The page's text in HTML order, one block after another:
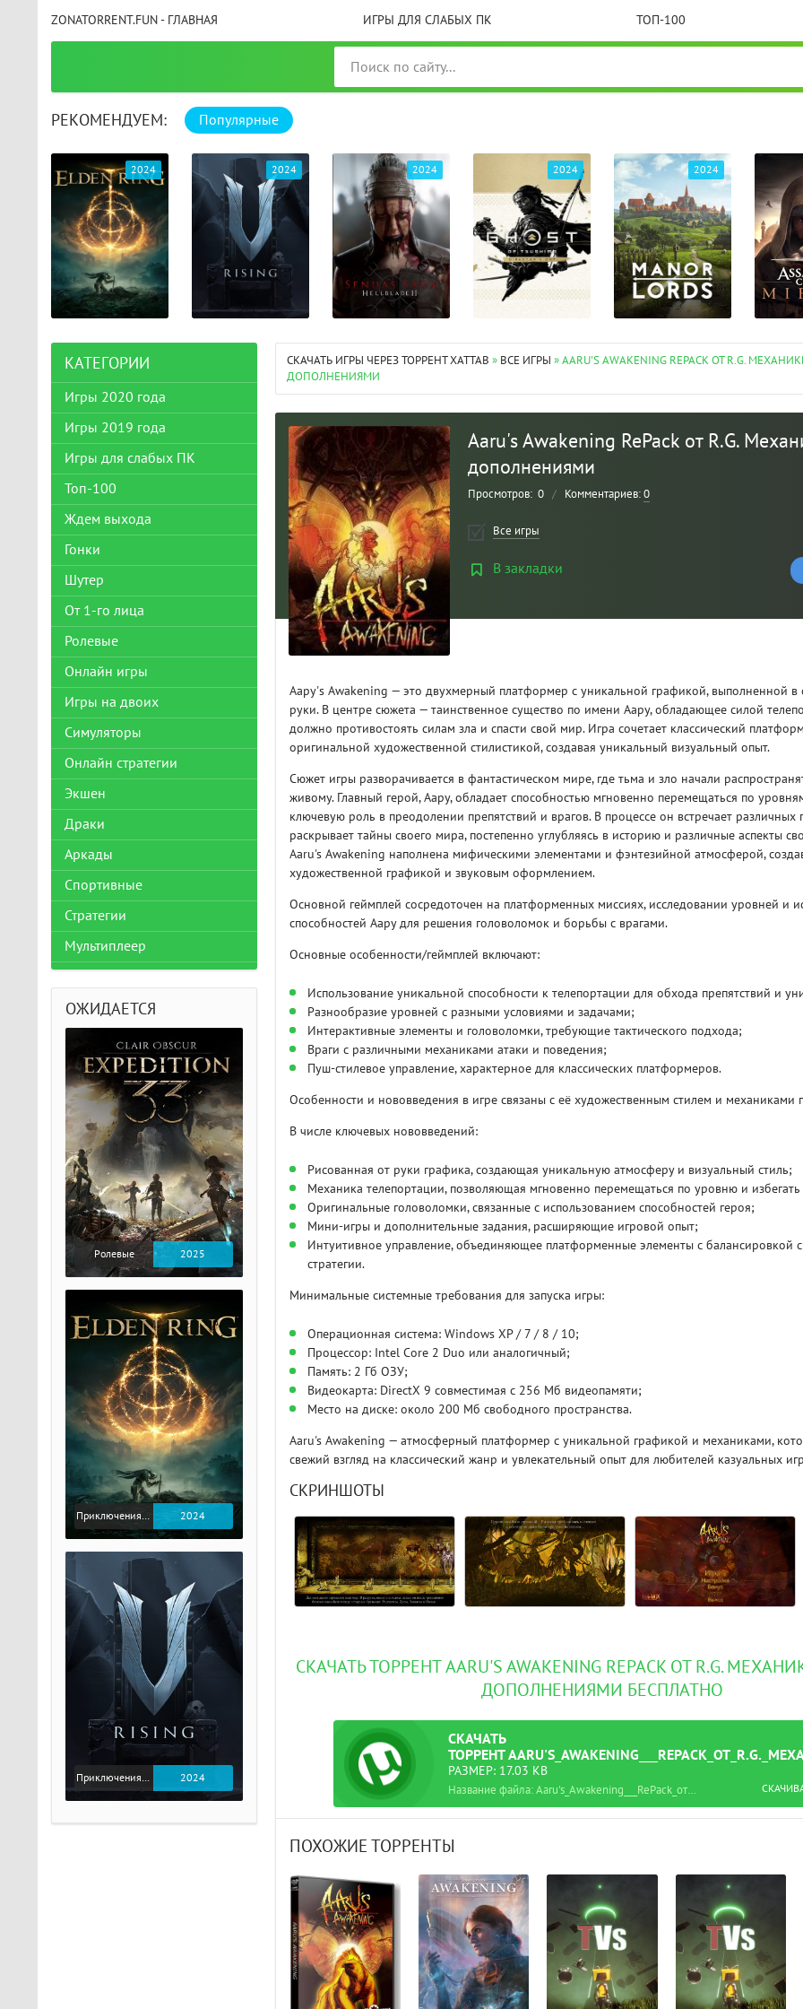
ZONATORRENT.FUN - ГЛАВНАЯ ИГРЫ ДЛЯ СЛАБЫХ ПК ТОП-100
РЕКОМЕНДУЕМ: Популярные
2024 2024 2024 2024 2024
СКАЧАТЬ ИГРЫ ЧЕРЕЗ ТОРРЕНТ XATTAB » ВСЕ ИГРЫ » AARU'S AWAKENING REPACK ОТ R.G.
ДОПОЛНЕНИЯМИ
Aaru's Awakening RePack от R.G.
дополнениями
Просмотров: 0 / Комментариев:0
Все игры
В закладки
Аару's Awakening — это двухмерный платформер с уникальной графикой, выполненной в
руки. В центре сюжета — таинственное существо по имени Аару, обладающее силой
должно противостоять силам зла и спасти свой мир. Игра сочетает классический
оригинальной художественной стилистикой, создавая уникальный визуальный опыт.
Сюжет игры разворачивается в фантастическом мире, где тьма и зло начали
живому. Главный герой, Аару, обладает способностью мгновенно перемещаться по
ключевую роль в преодолении препятствий и врагов. В процессе он встречает различных
раскрывает тайны своего мира, постепенно углубляясь в историю и различные аспекты
Aaru's Awakening наполнена мифическими элементами и фэнтезийной атмосферой,
художественной графикой и звуковым оформлением.
Основной геймплей сосредоточен на платформенных миссиях, исследовании уровней и
способностей Аару для решения головоломок и борьбы с врагами.
Основные особенности/геймплей включают:
Использование уникальной способности к телепортации для обхода препятствий и
Разнообразие уровней с разными условиями и задачами;
Интерактивные элементы и головоломки, требующие тактического подхода;
Враги с различными механиками атаки и поведения;
Пуш-стилевое управление, характерное для классических платформеров.
Особенности и нововведения в игре связаны с её художественным стилем и механиками
В числе ключевых нововведений:
Рисованная от руки графика, создающая уникальную атмосферу и визуальный стиль;
Механика телепортации, позволяющая мгновенно перемещаться по уровню и избегать
Оригинальные головоломки, связанные с использованием способностей героя;
Мини-игры и дополнительные задания, расширяющие игровой опыт;
Интуитивное управление, объединяющее платформенные элементы с балансировкой
стратегии.
Минимальные системные требования для запуска игры:
Операционная система: Windows XP / 7 / 8 / 10;
Процессор: Intel Core 2 Duo или аналогичный;
Память: 2 Гб ОЗУ;
Видеокарта: DirectX 9 совместимая с 256 Мб видеопамяти;
Место на диске: около 200 Мб свободного пространства.
Aaru's Awakening — атмосферный платформер с уникальной графикой и механиками,
свежий взгляд на классический жанр и увлекательный опыт для любителей казуальных
СКРИНШОТЫ
СКАЧАТЬ ТОРРЕНТ AARU'S AWAKENING REPACK ОТ R.G.
ДОПОЛНЕНИЯМИ БЕСПЛАТНО
СКАЧАТЬ
ТОРРЕНТ
РАЗМЕР: 17.03 KB
Название файла: Aaru's_Awakening___RePack_от_R.G._Механики.torrent
ПОХОЖИЕ ТОРРЕНТЫ
КАТЕГОРИИ
Игры 2020 года
Игры 2019 года
Игры для слабых ПК
Топ-100
Ждем выхода
Гонки
Шутер
От 1-го лица
Ролевые
Онлайн игры
Игры на двоих
Симуляторы
Онлайн стратегии
Экшен
Драки
Аркады
Спортивные
Стратегии
Мультиплеер
ОЖИДАЕТСЯ
Ролевые 2025
Приключения / Экшен / Ролевые 2024
Приключения / Экшен 2024
CLAIR OBSCUR: EXPEDITION 33 НА
РУССКОМ НА ПК
Рейтинг